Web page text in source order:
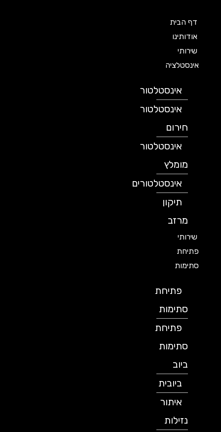
דף הבית
אודותינו
שירותי
אינסטלציה
אינסטלטור
אינסטלטור
חירום
אינסטלטור
מומלץ
אינסטלטורים
תיקון
מרזב
שירותי
פתיחת
סתימות
פתיחת
סתימות
פתיחת
סתימות
ביובית
איתור
נזילות